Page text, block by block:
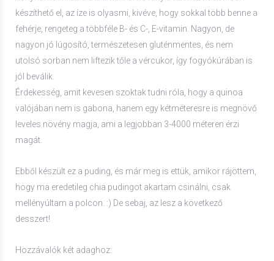
készíthető el, az íze is olyasmi, kivéve, hogy sokkal több benne a
fehérje, rengeteg a többféle B- és C-, E-vitamin. Nagyon, de
nagyon jó lúgosító, természetesen gluténmentes, és nem
utolsó sorban nem liftezik tőle a vércukor, így fogyókúrában is
jól beválik.
Érdekesség, amit kevesen szoktak tudni róla, hogy a quinoa
valójában nem is gabona, hanem egy kétméteresre is megnövő
leveles növény magja, ami a legjobban 3-4000 méteren érzi
magát.
Ebből készült ez a puding, és már meg is ettük, amikor rájöttem,
hogy ma eredetileg chia pudingot akartam csinálni, csak
mellényúltam a polcon. :) De sebaj, az lesz a következő
desszert!
Hozzávalók két adaghoz: